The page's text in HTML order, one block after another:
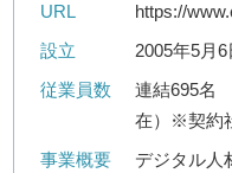
URL
https://
設立
2005年5月6
従業員数
連結695名
在）※契約
事業概要
デジタル人